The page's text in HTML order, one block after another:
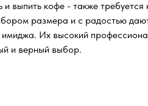
и выпить кофе - также
размера и с радостью
Их высокий
и верный выбор.